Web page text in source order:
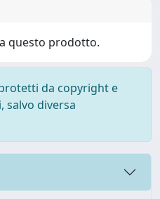
questo prodotto.
da copyright e
diversa